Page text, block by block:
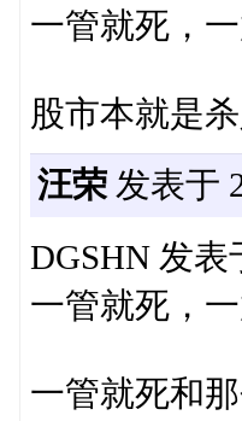
一管就死，
股市本就是
汪荣发表于
DGSHN 发表
一管就死，
一管就死和